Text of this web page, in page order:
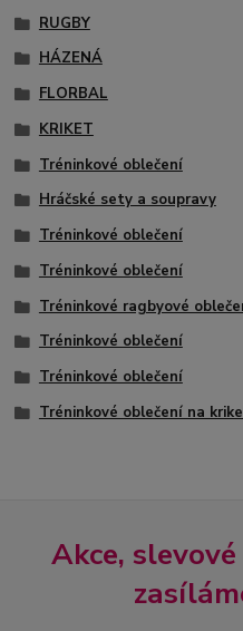
RUGBY
HÁZENÁ
FLORBAL
KRIKET
Tréninkové oblečení
Hráčské sety a soupravy
Tréninkové oblečení
Tréninkové oblečení
Tréninkové ragbyové
Tréninkové oblečení
Tréninkové oblečení
Tréninkové oblečení na
Akce,